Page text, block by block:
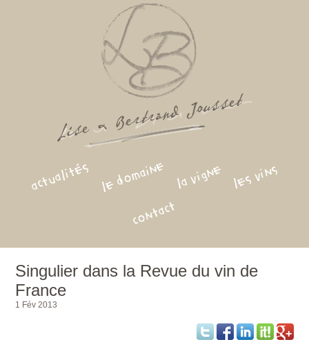
actualités le domaine la vigne les vins
contact
Singulier dans la Revue du vin de
France
1 Fév 2013